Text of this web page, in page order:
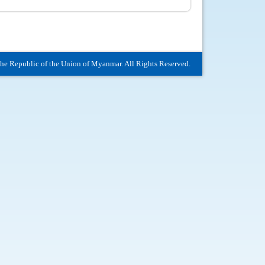
Republic of the Union of Myanmar. All Rights Reserved.